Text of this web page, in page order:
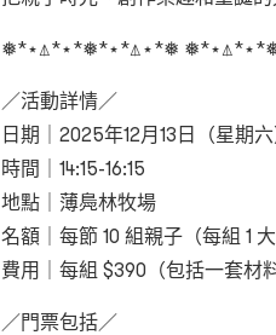
❅*⋆⍋*⋆*❅*⋆*⍋⋆*❅
／活動詳情／
日期｜2025年12月 13 日（星期六
時間｜14:15-16:15
地點｜薄鳧林牧場
名額｜每節 10 組親子（每組 1 大
費用｜每組 $390 （包括一套材
／門票包括／